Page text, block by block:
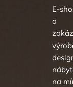
E-
a
na